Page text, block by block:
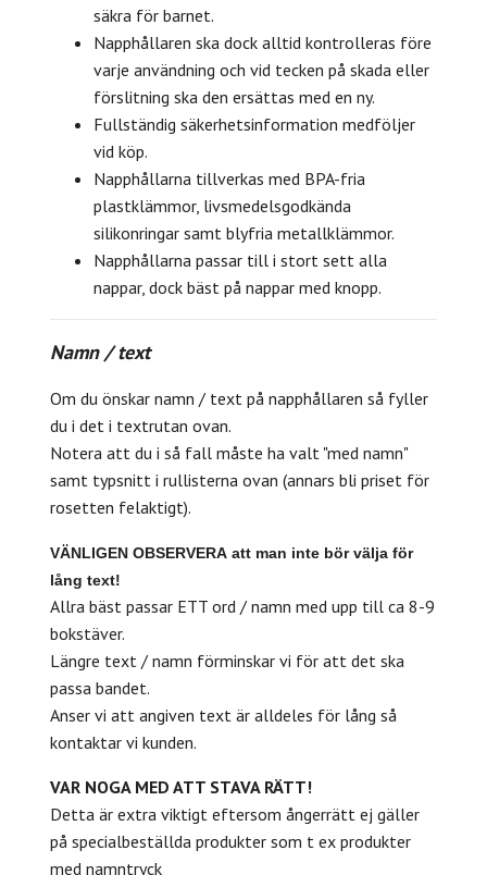
säkra för barnet.
Napphållaren ska dock alltid kontrolleras före
varje användning och vid tecken på skada eller
förslitning ska den ersättas med en ny.
Fullständig säkerhetsinformation medföljer
vid köp.
Napphållarna tillverkas med BPA-fria
plastklämmor, livsmedelsgodkända
silikonringar samt blyfria metallklämmor.
Napphållarna passar till i stort sett alla
nappar, dock bäst på nappar med knopp.
Namn / text
Om du önskar namn / text på napphållaren så fyller
du i det i textrutan ovan.
Notera att du i så fall måste ha valt "med namn"
samt typsnitt i rullisterna ovan (annars bli priset för
rosetten felaktigt).
VÄNLIGEN OBSERVERA att man inte bör välja för
lång text!
Allra bäst passar ETT ord / namn med upp till ca 8-9
bokstäver.
Längre text / namn förminskar vi för att det ska
passa bandet.
Anser vi att angiven text är alldeles för lång så
kontaktar vi kunden.
VAR NOGA MED ATT STAVA RÄTT!
Detta är extra viktigt eftersom ångerrätt ej gäller
på specialbeställda produkter som t ex produkter
med namntryck